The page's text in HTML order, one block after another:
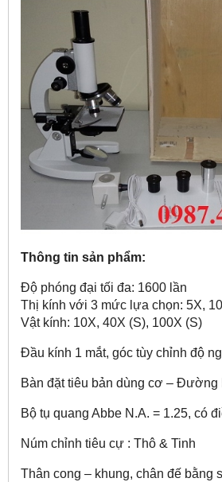
Thông tin sản phẩm:
Độ phóng đại tối đa: 1600 lần
Thị kính với 3 mức lựa chọn: 5X,
Vật kính: 10X, 40X (S), 100X (S)
Đầu kính 1 mắt, góc tùy chỉnh độ
Bàn đặt tiêu bản dùng cơ – Đường
Bộ tụ quang Abbe N.A. = 1.25, có
Núm chỉnh tiêu cự : Thô & Tinh
Thân cong – khung, chân đế bằng